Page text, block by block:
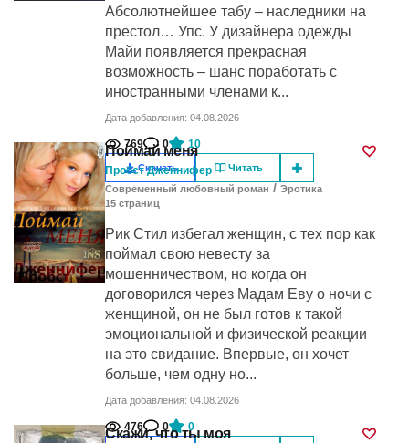
Абсолютнейшее табу – наследники на
престол… Упс. У дизайнера одежды
Майи появляется прекрасная
возможность – шанс поработать с
иностранными членами к...
Дата добавления: 04.08.2026
769 0 10
Скачать Читать
Поймай меня
Пробст Дженнифер
Современный любовный роман / Эротика
15 cтраниц
Рик Стил избегал женщин, с тех пор как
поймал свою невесту за
мошенничеством, но когда он
договорился через Мадам Еву о ночи с
женщиной, он не был готов к такой
эмоциональной и физической реакции
на это свидание. Впервые, он хочет
больше, чем одну но...
Дата добавления: 04.08.2026
476 0 0
Скажи, что ты моя